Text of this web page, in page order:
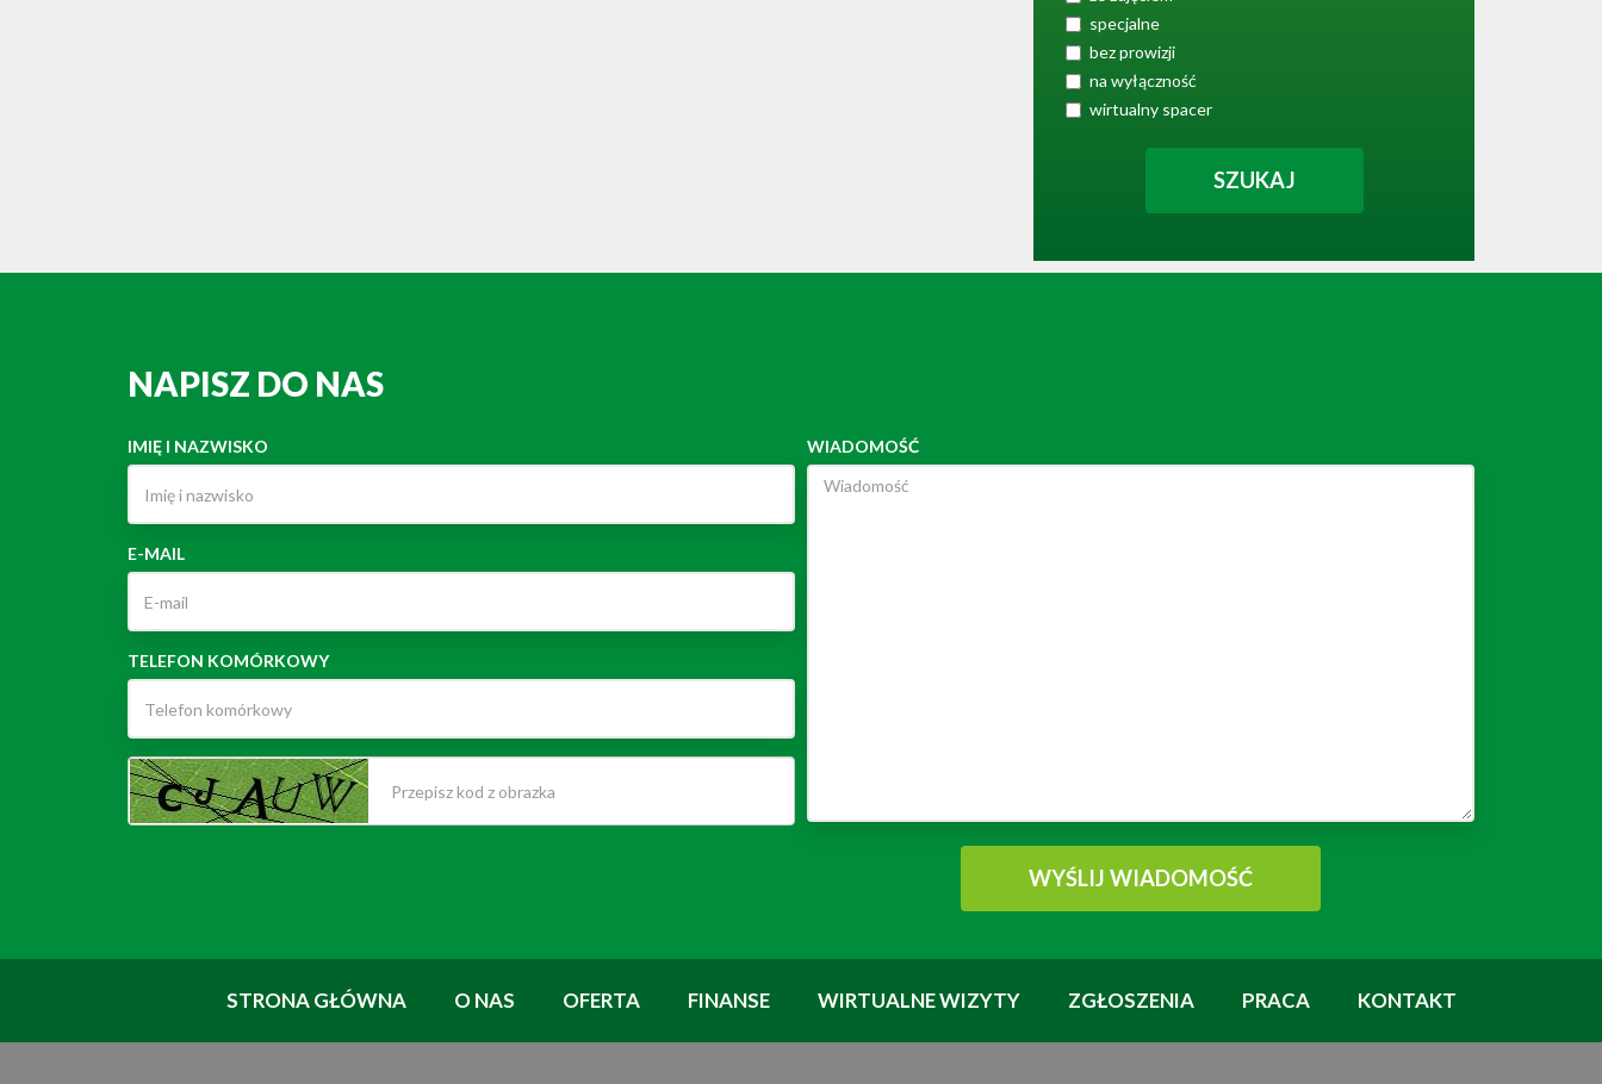
specjalne
bez prowizji
na wyłączność
wirtualny spacer
NAPISZ DO NAS
IMIĘ I NAZWISKO
E-MAIL
TELEFON KOMÓRKOWY
WIADOMOŚĆ
STRONA GŁÓWNA O NAS OFERTA FINANSE WIRTUALNE WIZYTY ZGŁOSZENIA PRACA KONTAKT